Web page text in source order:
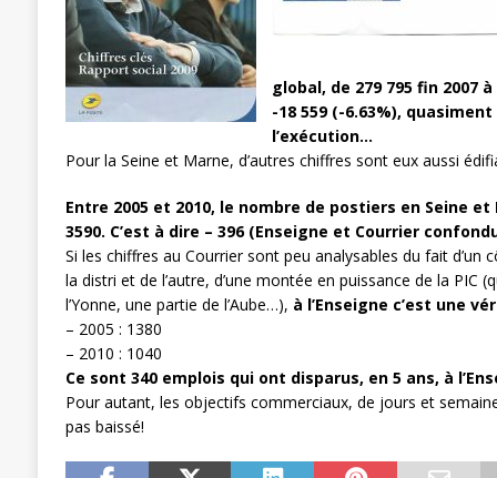
global, de 279 795 fin 2007
-18 559 (-6.63%),
l’exécution…
Pour la Seine et Marne, d’autres chiffres sont eux aussi
Entre 2005 et 2010, le nombre de postiers en Seine
3590. C’est à dire – 396 (Enseigne et Courrier
Si les chiffres au Courrier sont peu analysables du fait d’un
la distri et de l’autre, d’une montée en puissance de la PIC
l’Yonne, une partie de l’Aube…), à l’Enseigne c’est une
– 2005 : 1380
– 2010 : 1040
Ce sont 340 emplois qui ont disparus, en 5 ans, à
Pour autant, les objectifs commerciaux, de jours et
pas baissé!